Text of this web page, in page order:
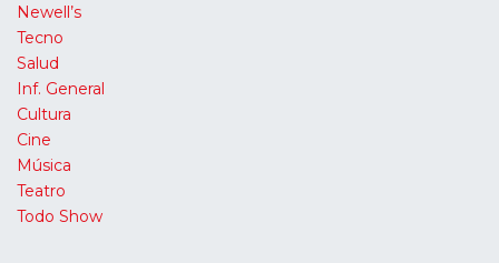
Newell’s
Tecno
Salud
Inf. General
Cultura
Cine
Música
Teatro
Todo Show